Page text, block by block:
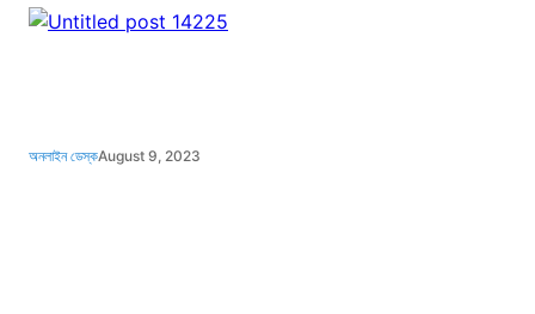
অনলাইন ডেস্কAugust 9, 2023